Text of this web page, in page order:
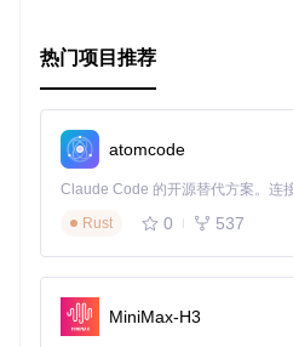
热门项目推荐
atomcode
Rust
0 537
MiniMax-H3